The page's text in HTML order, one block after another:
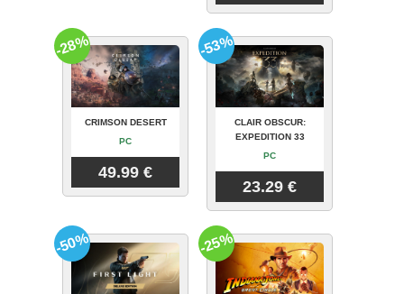
CRIMSON DESERT
PC
49.99 €
-28%
CLAIR OBSCUR:
EXPEDITION 33
PC
23.29 €
-53%
-50% -25%